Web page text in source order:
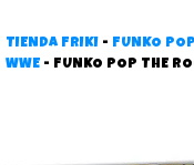
TIENDA FRIKI - FUNKO POP
WWE - FUNKO POP THE